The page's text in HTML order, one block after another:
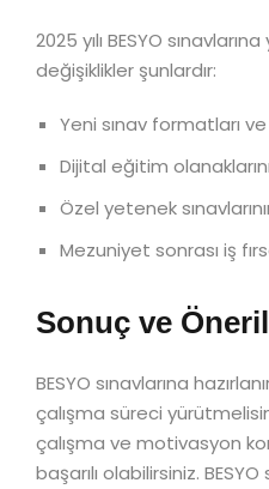
2025 yılı BESYO
değişiklikler şunlardır:
Yeni sınav formatları
Dijital eğitim
Özel yetenek
Mezuniyet sonrası iş
Sonuç ve
BESYO sınavlarına
çalışma süreci
çalışma ve motivasyon
başarılı olabilirsiniz. BESYO